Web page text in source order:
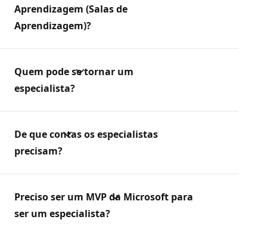
Aprendizagem (Salas de
Aprendizagem)?
Quem pode se tornar um
especialista?
De que contas os especialistas
precisam?
Preciso ser um MVP da Microsoft para
ser um especialista?